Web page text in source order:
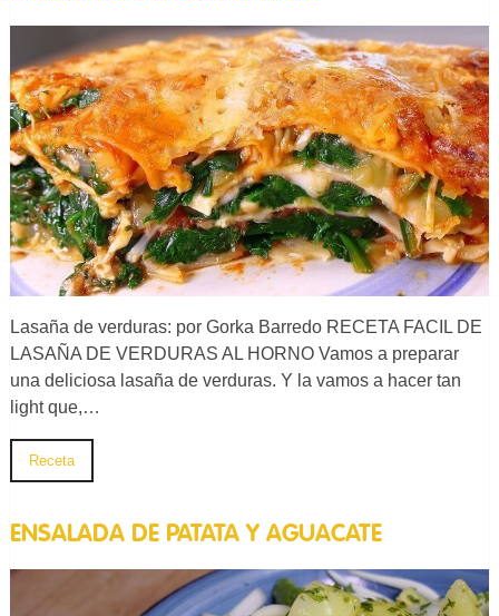
Lasaña de verduras: por Gorka Barredo RECETA FACIL DE
LASAÑA DE VERDURAS AL HORNO Vamos a preparar
una deliciosa lasaña de verduras. Y la vamos a hacer tan
light que,…
Receta
ENSALADA DE PATATA Y AGUACATE